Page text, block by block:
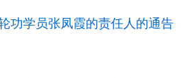
功学员张凤霞的责任人的通告